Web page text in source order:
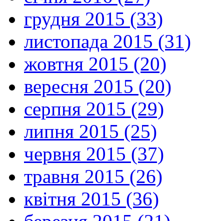
грудня 2015 (33)
листопада 2015 (31)
жовтня 2015 (20)
вересня 2015 (20)
серпня 2015 (29)
липня 2015 (25)
червня 2015 (37)
травня 2015 (26)
квітня 2015 (36)